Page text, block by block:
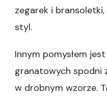
zegarek i
styl.
Innym pomysłem
granatowych spodni
w drobnym wzorze.